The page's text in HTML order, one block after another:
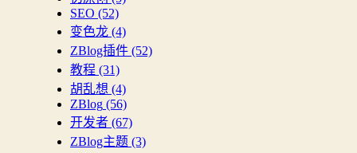
SEO (52)
变色龙 (4)
ZBlog插件 (52)
教程 (31)
胡乱想 (4)
ZBlog (56)
开发者 (67)
ZBlog主题 (3)